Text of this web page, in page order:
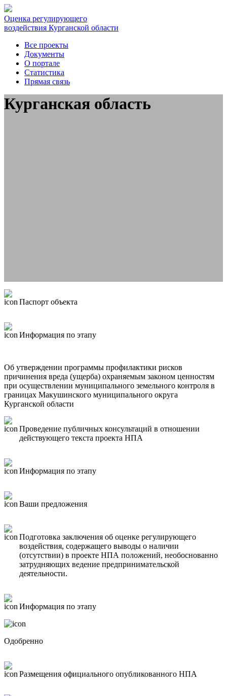
Оценка регулирующего
воздействия Курганской области
Все проекты
Документы
О портале
Статистика
Прямая связь
Курганская область
Паспорт объекта
Информация по этапу
Об утверждении программы профилактики рисков
причинения вреда (ущерба) охраняемым законом ценностям
при осуществлении муниципального земельного контроля в
границах Макушинского муниципального округа
Курганской области
Проведение публичных консультаций в отношении
действующего текста проекта НПА
Информация по этапу
Ваши предложения
Подготовка заключения об оценке регулирующего
воздействия, содержащего выводы о наличии
(отсутствии) в проекте НПА положений, необоснованно
затрудняющих ведение предпринимательской
деятельности.
Информация по этапу
Одобренно
Размещения официального опубликованного НПА